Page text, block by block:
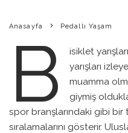
Anasayfa Pedallı Yaşam
B
isiklet
yarışları
muamma
giymiş
spor branşlarındaki gibi bir
sıralamalarını gösterir.